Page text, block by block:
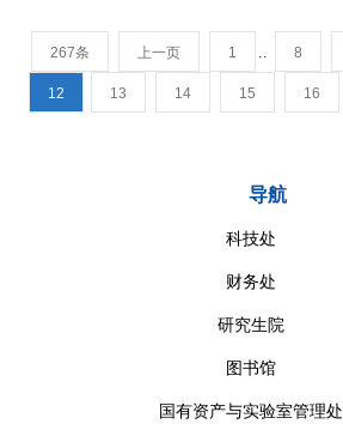
267条 上一页 1 8
12 13 14 15 16
导航
科技处
财务处
研究生院
图书馆
国有资产与实验室管理处